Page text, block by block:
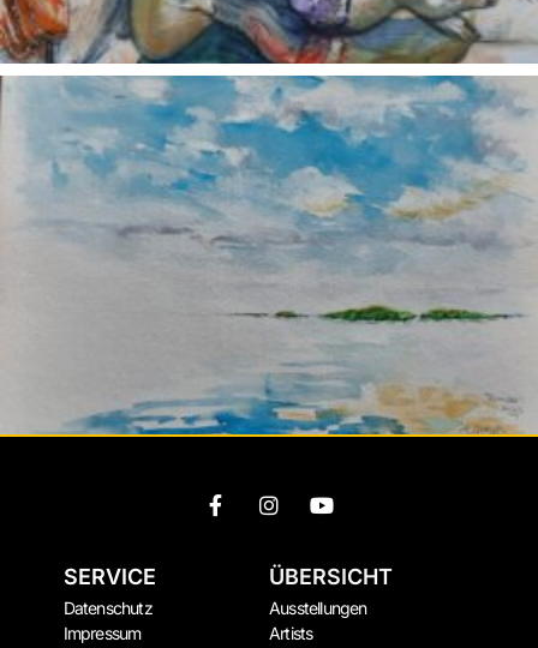
SERVICE
Datenschutz
Impressum
ÜBERSICHT
Ausstellungen
Artists